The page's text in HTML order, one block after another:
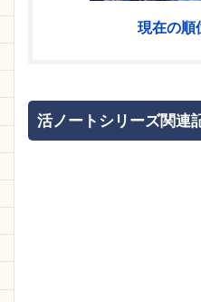
現在の順
活ノートシリーズ関連